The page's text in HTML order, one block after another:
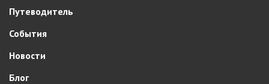
Путеводитель
События
Новости
Блог